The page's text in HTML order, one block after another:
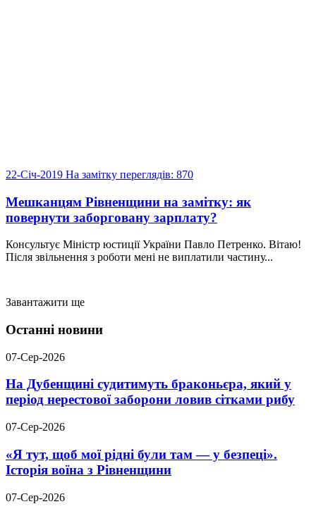
22-Січ-2019 На замітку переглядів: 870
Мешканцям Рівненщини на замітку: як
повернути заборговану зарплату?
Консультує Міністр юстиції України Павло Петренко. Вітаю!
Після звільнення з роботи мені не виплатили частину...
Завантажити ще
Останні новини
07-Сер-2026
На Дубенщині судитимуть браконьєра, який у
період нерестової заборони ловив сітками рибу
07-Сер-2026
«Я тут, щоб мої рідні були там — у безпеці».
Історія воїна з Рівненщини
07-Сер-2026